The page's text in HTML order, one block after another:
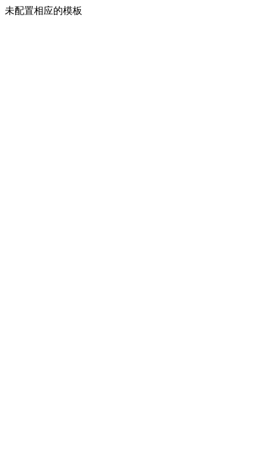
未配置相应的模板